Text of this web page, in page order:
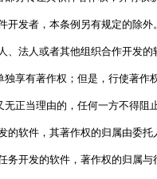
开发者，本条例另有规定的除
、法人或者其他组织合作开发
独享有著作权；但是，行使著
无正当理由的，任何一方不得
的软件，其著作权的归属由委
务开发的软件，著作权的归属